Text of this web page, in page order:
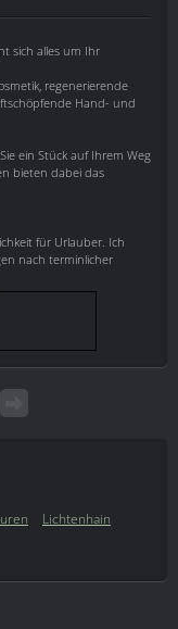
sich alles um Ihr
regenerierende
Hand- und
ein Stück auf Ihrem Weg
bieten dabei das
für Urlauber. Ich
nach terminlicher
Lichtenhain